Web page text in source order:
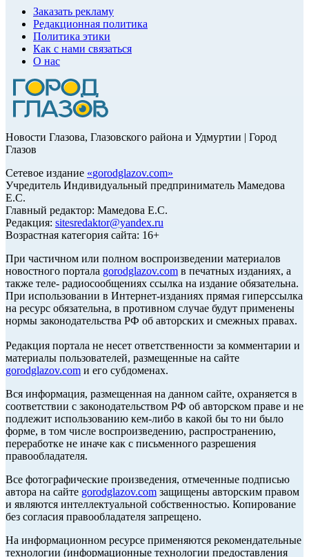
Заказать рекламу
Редакционная политика
Политика этики
Как с нами связаться
О нас
Новости Глазова, Глазовского района и Удмуртии | Город
Глазов
Сетевое издание «gorodglazov.com»
Учредитель Индивидуальный предприниматель Мамедова
Е.С.
Главный редактор: Мамедова Е.С.
Редакция: sitesredaktor@yandex.ru
Возрастная категория сайта: 16+
При частичном или полном воспроизведении материалов
новостного портала gorodglazov.com в печатных изданиях, а
также теле- радиосообщениях ссылка на издание обязательна.
При использовании в Интернет-изданиях прямая гиперссылка
на ресурс обязательна, в противном случае будут применены
нормы законодательства РФ об авторских и смежных правах.
Редакция портала не несет ответственности за комментарии и
материалы пользователей, размещенные на сайте
gorodglazov.com и его субдоменах.
Вся информация, размещенная на данном сайте, охраняется в
соответствии с законодательством РФ об авторском праве и не
подлежит использованию кем-либо в какой бы то ни было
форме, в том числе воспроизведению, распространению,
переработке не иначе как с письменного разрешения
правообладателя.
Все фотографические произведения, отмеченные подписью
автора на сайте gorodglazov.com защищены авторским правом
и являются интеллектуальной собственностью. Копирование
без согласия правообладателя запрещено.
На информационном ресурсе применяются рекомендательные
технологии (информационные технологии предоставления